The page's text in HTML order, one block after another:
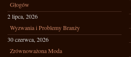
Głogów
2 lipca, 2026
Wyzwania i Problemy Branży
30 czerwca, 2026
Zrównoważona Moda